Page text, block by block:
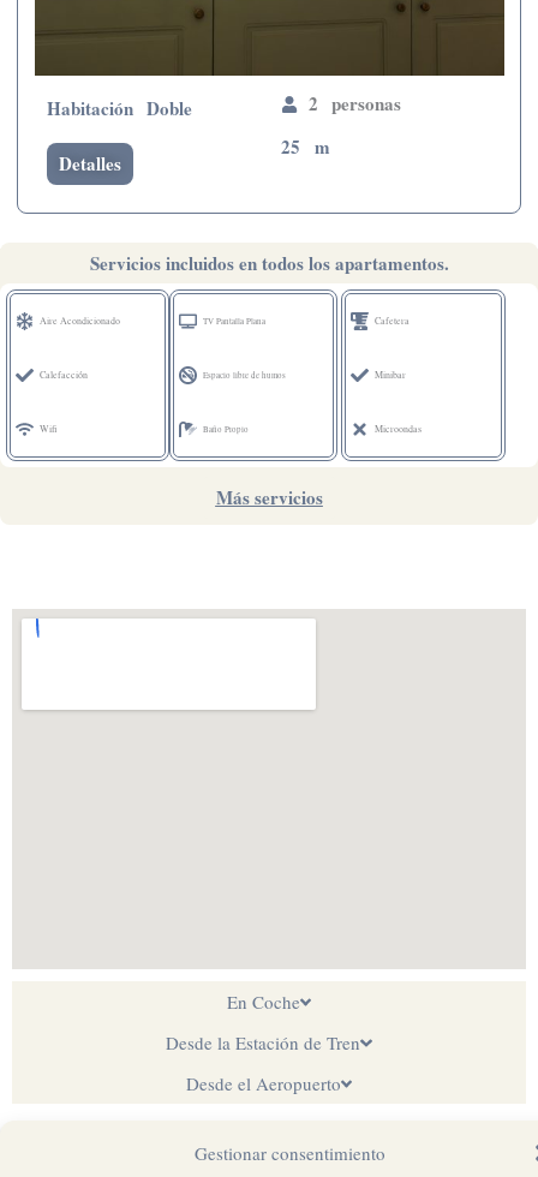
Gestionar consentimiento
Habitación Doble
Detalles
2 personas
25 m
Servicios incluidos en todos los apartamentos.
Aire Acondicionado
Calefacción
Wifi
TV Pantalla Plana
Espacio libre de humos
Baño Propio
Cafetera
Minibar
Microondas
Más servicios
En Coche
Desde la Estación de Tren
Desde el Aeropuerto